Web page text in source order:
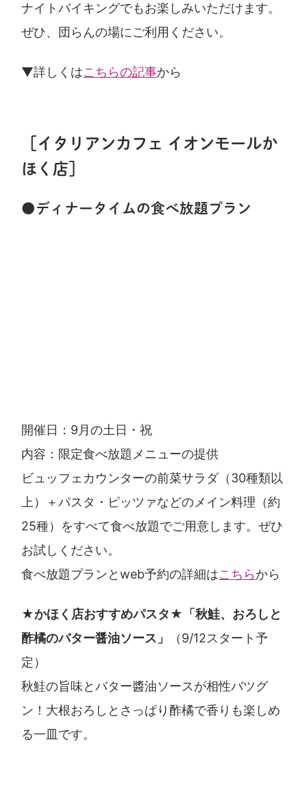
ナイトバイキングでもお楽しみいただけます。
ぜひ、団らんの場にご利用ください。
▼詳しくはこちらの記事から
［イタリアンカフェ イオンモールか
ほく店］
●ディナータイムの食べ放題プラン
開催日：9月の土日・祝
内容：限定食べ放題メニューの提供
ビュッフェカウンターの前菜サラダ（30種類以
上）＋パスタ・ピッツァなどのメイン料理（約
25種）をすべて食べ放題でご用意します。ぜひ
お試しください。
食べ放題プランとweb予約の詳細はこちらから
★かほく店おすすめパスタ★「秋鮭、おろしと
酢橘のバター醤油ソース」
（9/12スタート予
定）
秋鮭の旨味とバター醬油ソースが相性バツグ
ン！大根おろしとさっぱり酢橘で香りも楽しめ
る一皿です。